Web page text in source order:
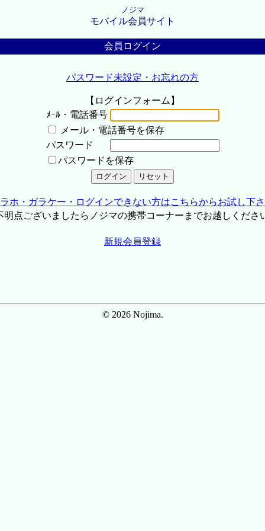
ノジマ
モバイル会員サイト
会員ログイン
パスワード未設定・お忘れの方
【ログインフォーム】
ﾒｰﾙ・電話番号
メール・電話番号を保存
パスワード
パスワードを保存
ホ・ガラケー・ログインできない方はこちらからお試し下
点ございましたらノジマの携帯コーナーまでお越しくださ
新規会員登録
© 2026 Nojima.